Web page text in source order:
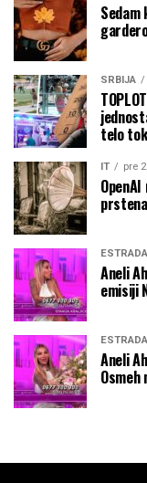
SRBIJA
telo
IT pre
ESTRADA
Aneli
emisiji
ESTRADA
Aneli